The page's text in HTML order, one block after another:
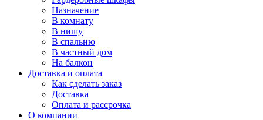
Назначение
В комнату
В нишу
В спальню
В частный дом
На балкон
Доставка и оплата
Как сделать заказ
Доставка
Оплата и рассрочка
О компании